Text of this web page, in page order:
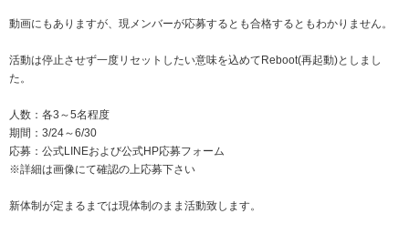
動画にもありますが、現メンバーが応募するとも合格するともわかりません。
活動は停止させず一度リセットしたい意味を込めてReboot(再起動)としまし
た。
人数：各3～5名程度
期間：3/24～6/30
応募：公式LINEおよび公式HP応募フォーム
※詳細は画像にて確認の上応募下さい
新体制が定まるまでは現体制のまま活動致します。